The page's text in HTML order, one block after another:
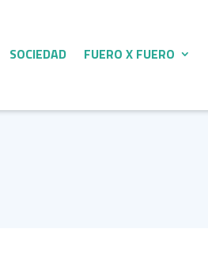
SOCIEDAD FUERO X FUERO